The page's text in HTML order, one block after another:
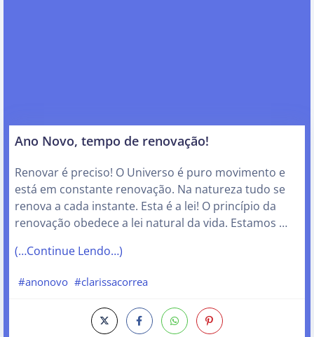
Ano Novo, tempo de renovação!
Renovar é preciso! O Universo é puro movimento e
está em constante renovação. Na natureza tudo se
renova a cada instante. Esta é a lei! O princípio da
renovação obedece a lei natural da vida. Estamos …
(…Continue Lendo…)
#anonovo #clarissacorrea